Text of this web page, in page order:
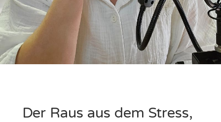
Der Raus aus dem Stress,